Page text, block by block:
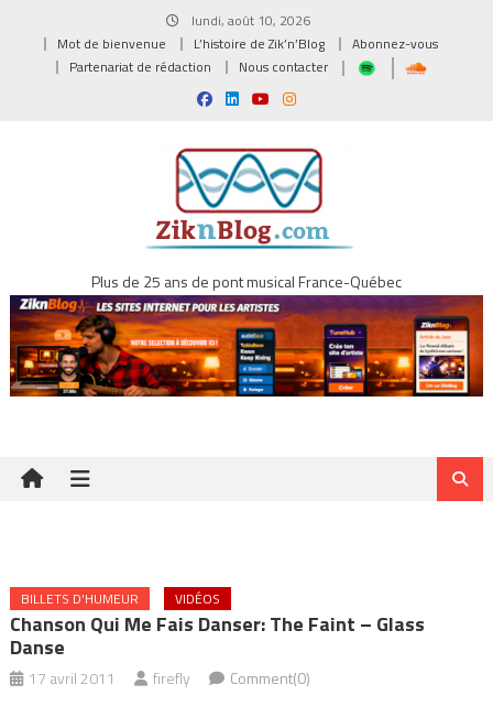
lundi, août 10, 2026
Mot de bienvenue
L’histoire de Zik’n’Blog
Abonnez-vous
Partenariat de rédaction
Nous contacter
Plus de 25 ans de pont musical France-Québec
BILLETS D'HUMEUR VIDÉOS
Chanson Qui Me Fais Danser: The Faint – Glass
Danse
17 avril 2011 firefly Comment(0)